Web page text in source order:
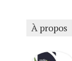
À propos